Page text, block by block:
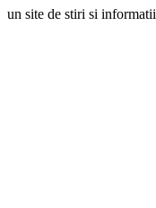
un site de stiri si informatii